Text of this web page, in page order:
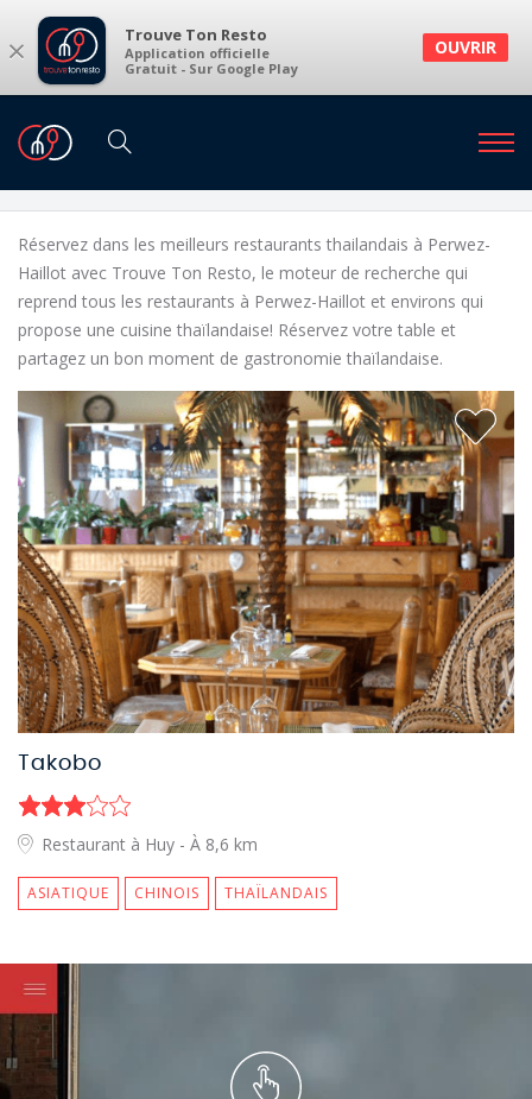
× Trouve Ton Resto
Application officielle
Gratuit - Sur Google Play
OUVRIR
Restaurants
Restaurants thailandais à Perwez-Haillot et
Réservez dans les meilleurs restaurants thailandais à Perwez-
Haillot avec Trouve Ton Resto, le moteur de recherche qui
reprend tous les restaurants à Perwez-Haillot et environs qui
propose une cuisine thaïlandaise! Réservez votre table et
partagez un bon moment de gastronomie thaïlandaise.
Takobo
Restaurant à Huy - À 8,6 km
ASIATIQUE CHINOIS THAÏLANDAIS